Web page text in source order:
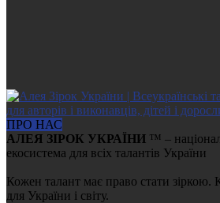
ПРО НАС
АЛЕЯ ЗІРОК УКРАЇНИ ™ –
екосистема для всіх талантів України
Кожен талант має право стати зіркою.
для України і світу.